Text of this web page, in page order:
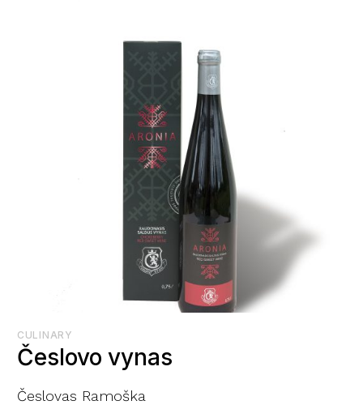
CULINARY
Česlovo vynas
Česlovas Ramoška